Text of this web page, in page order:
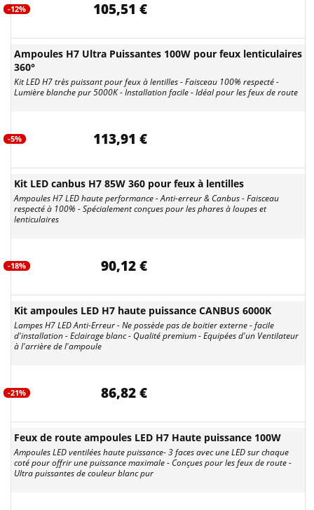
-12% 105,51 €
Ampoules H7 Ultra Puissantes 100W pour feux lenticulaires
360°
Kit LED H7 très puissant pour feux à lentilles - Faisceau 100% respecté -
Lumière blanche pur 5000K - Installation facile - Idéal pour les feux de route
-5% 113,91 €
Kit LED canbus H7 85W 360 pour feux à lentilles
Ampoules H7 LED haute performance - Anti-erreur & Canbus - Faisceau
respecté à 100% - Spécialement conçues pour les phares à loupes et
lenticulaires
-18% 90,12 €
Kit ampoules LED H7 haute puissance CANBUS 6000K
Lampes H7 LED Anti-Erreur - Ne possède pas de boitier externe - facile
d'installation - Eclairage blanc - Qualité premium - Equipées d'un Ventilateur
à l'arrière de l'ampoule
-21% 86,82 €
Feux de route ampoules LED H7 Haute puissance 100W
Ampoules LED ventilées haute puissance- 3 faces avec une LED sur chaque
coté pour offrir une puissance maximale - Conçues pour les feux de route -
Ultra puissantes de couleur blanc pur